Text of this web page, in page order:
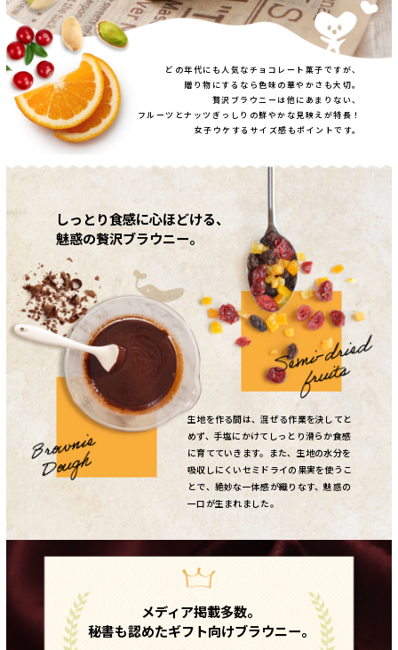
どの年代にも人気なチョコレート菓子ですが、
贈り物にするなら色味の華やかさも大切。
贅沢ブラウニーは他にあまりない、
フルーツとナッツぎっしりの鮮やかな見映えが特長！
女子ウケするサイズ感もポイントです。
しっとり食感に心ほどける、
魅惑の贅沢ブラウニー。
生地を作る間は、混ぜる作業を決してと
めず、手塩にかけてしっとり滑らか食感
に育てていきます。また、生地の水分を
吸収しにくいセミドライの果実を使うこ
とで、絶妙な一体感が織りなす、魅惑の
一口が生まれました。
メディア掲載多数。
秘書も認めたギフト向けブラウニー。